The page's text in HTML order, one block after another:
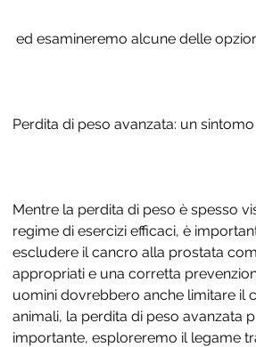
ed esamineremo alcune delle
Perdita di peso avanzata: un
Mentre la perdita di peso è spesso
regime di esercizi efficaci, è
escludere il cancro alla prostata
appropriati e una corretta
uomini dovrebbero anche limitare il
animali, la perdita di peso avanzata
importante, esploreremo il legame